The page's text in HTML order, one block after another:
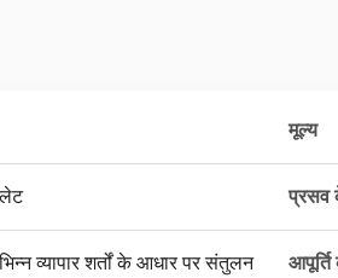
मूल्य
प्रसव
व्यापार शर्तों के आधार पर संतुलन आपूर्ति